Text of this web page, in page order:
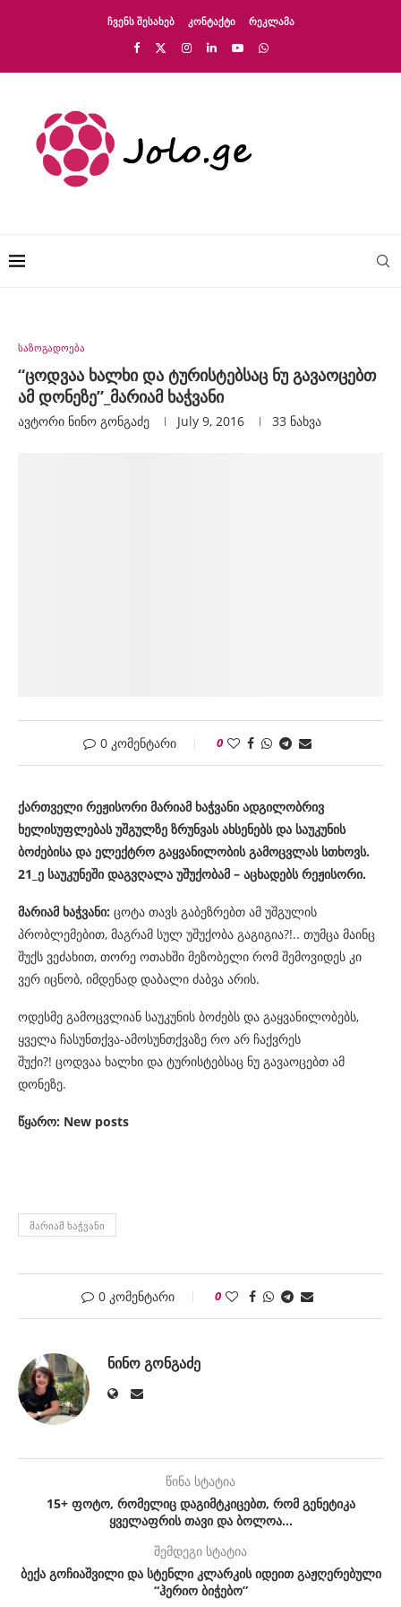
ᲩᲕᲔᲜᲡ ᲨᲔᲡᲐᲮᲔᲑ ᲙᲝᲜᲢᲐᲥᲢᲘ ᲠᲔᲙᲚᲐᲛᲐ
საზოგადოება
“ცოდვაა ხალხი და ტურისტებსაც ნუ გავაოცებთ
ამ დონეზე”_მარიამ ხაჭვანი
ავტორი Ნინო Გონგაძე July 9, 2016 33 ნახვა
0 კომენტარი 0
ქართველი რეჟისორი მარიამ ხაჭვანი ადგილობრივ
ხელისუფლებას უშგულზე ზრუნვას ახსენებს და საუკუნის
ბოძებისა და ელექტრო გაყვანილობის გამოცვლას სთხოვს.
21_ე საუკუნეში დაგვღალა უშუქობამ – აცხადებს რეჟისორი.
მარიამ ხაჭვანი: ცოტა თავს გაბეზრებთ ამ უშგულის
პრობლემებით, მაგრამ სულ უშუქობა გაგიგია?!.. თუმცა მაინც
შუქს ვეძახით, თორე ოთახში მეზობელი რომ შემოვიდეს კი
ვერ იცნობ, იმდენად დაბალი ძაბვა არის.
ოდესმე გამოცვლიან საუკუნის ბოძებს და გაყვანილობებს,
ყველა ჩასუნთქვა-ამოსუნთქვაზე რო არ ჩაქვრეს
შუქი?! ცოდვაა ხალხი და ტურისტებსაც ნუ გავაოცებთ ამ
დონეზე.
წყარო: New posts
ᲛᲐᲠᲘᲐᲛ ᲮᲐᲭᲕᲐᲜᲘ
0 კომენტარი 0
ᲜᲘᲜᲝ ᲒᲝᲜᲒᲐᲫᲔ
წინა სტატია
15+ ფოტო, რომელიც დაგიმტკიცებთ, რომ გენეტიკა
ყველაფრის თავი და ბოლოა…
შემდეგი სტატია
ბექა გოჩიაშვილი და სტენლი კლარკის იდეით გაჟღერებული
“ჰერიო ბიჭებო”